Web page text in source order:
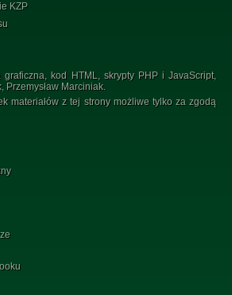
KZP
graficzna, kod HTML, skrypty PHP i JavaScript,
Przemysław Marciniak.
materiałów z tej strony możliwe tylko za zgodą